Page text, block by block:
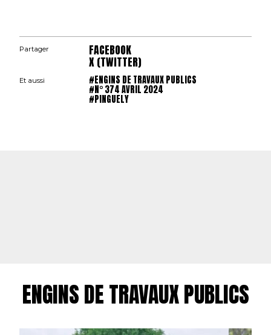
Partager FACEBOOK
X (TWITTER)
Et aussi #ENGINS DE TRAVAUX PUBLICS
#N° 374 AVRIL 2024
#PINGUELY
ENGINS DE TRAVAUX PUBLICS